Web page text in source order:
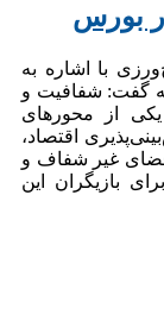
بورس
با اشاره به
گفت: شفافیت و
از محورهای
اقتصاد،
فضای غیر شفاف و
بازیگران این